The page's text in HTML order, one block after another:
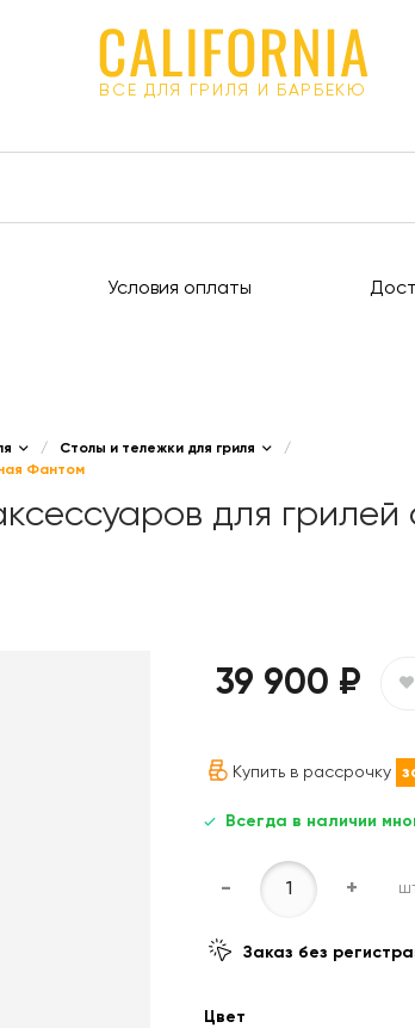
ВСЕ ДЛЯ ГРИЛЯ И БАРБЕКЮ
Условия оплаты
/ Столы и тележки для гриля
/
Фантом
для грилей
39 900 ₽
Купить в рассрочку
Всегда в наличии
- +
Заказ без
Цвет